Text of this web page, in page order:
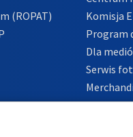
(ROPAT)
Komisja
Program
Dla
Serwis
Polityka